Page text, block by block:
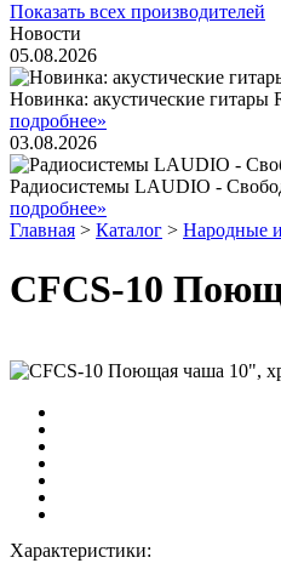
Показать всех производителей
Новости
05.08.2026
Новинка: акустические
подробнее»
03.08.2026
Радиосистемы LAUDIO -
подробнее»
Главная > Каталог > Народные
CFCS-10
Характеристики: